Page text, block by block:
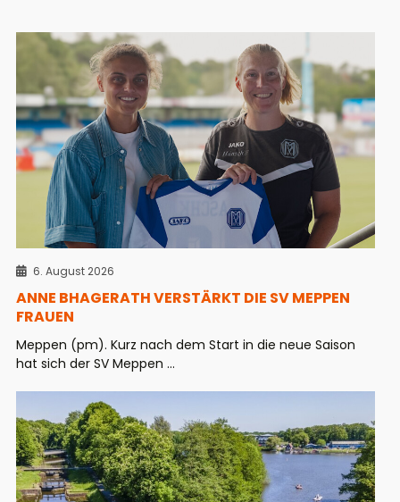
6. August 2026
ANNE BHAGERATH VERSTÄRKT DIE SV MEPPEN
FRAUEN
Meppen (pm). Kurz nach dem Start in die neue Saison
hat sich der SV Meppen ...